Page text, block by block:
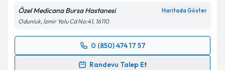
Özel Medicana Bursa Hastanesi Haritada Göster
Odunluk, İzmir Yolu Cd No:41, 16110
0 (850) 474 17 57
Randevu Talep Et
Randevu Takvimi Talebi